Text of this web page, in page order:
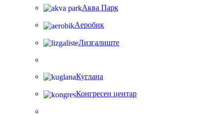
Аква Парк
Аеробик
Лизгалиште
Куглана
Конгресен центар